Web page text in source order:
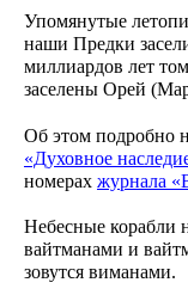
Упомянутые
наши Предки
миллиардов лет
заселены Орей
Об этом подробно
«Духовное
номерах журнала
Небесные корабли
вайтманами и
зовутся виманами.